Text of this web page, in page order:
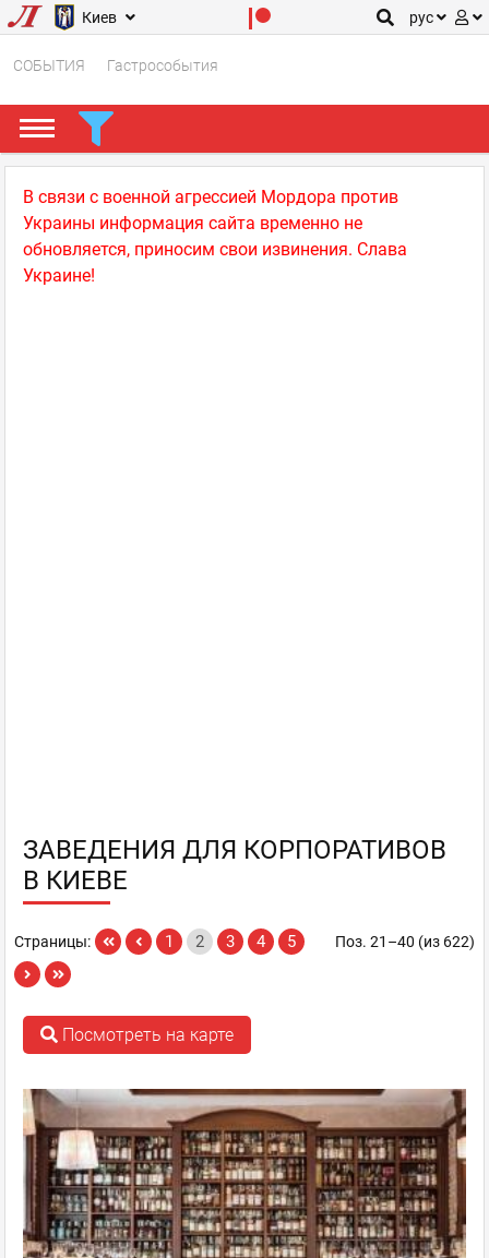
Киев рус
СОБЫТИЯ Гастрособытия
В связи с военной агрессией Мордора против
Украины информация сайта временно не
обновляется, приносим свои извинения. Слава
Украине!
ЗАВЕДЕНИЯ ДЛЯ КОРПОРАТИВОВ
В КИЕВЕ
Поз. 21–40 (из 622)
Страницы: 1 2 3 4 5
Посмотреть на карте